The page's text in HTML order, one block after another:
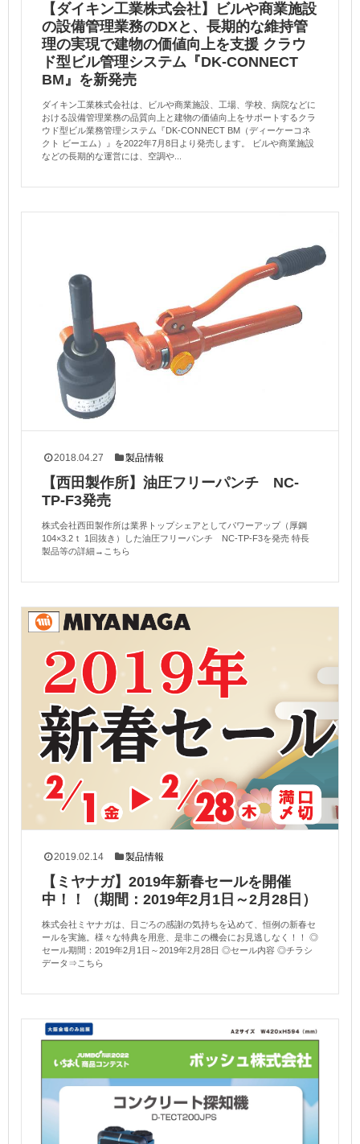
【ダイキン工業株式会社】ビルや商業施設
の設備管理業務のDXと、長期的な維持管
理の実現で建物の価値向上を支援 クラウ
ド型ビル管理システム『DK-CONNECT
BM』を新発売
ダイキン工業株式会社は、ビルや商業施設、工場、学校、病院などに
おける設備管理業務の品質向上と建物の価値向上をサポートするクラ
ウド型ビル業務管理システム『DK-CONNECT BM（ディーケーコネ
クト ビーエム）』を2022年7月8日より発売します。 ビルや商業施設
などの長期的な運営には、空調や...
2018.04.27 製品情報
【西田製作所】油圧フリーパンチ NC-
TP-F3発売
株式会社西田製作所は業界トップシェアとしてパワーアップ（厚鋼
104×3.2ｔ 1回抜き）した油圧フリーパンチ NC-TP-F3を発売 特長
製品等の詳細→こちら
2019.02.14 製品情報
【ミヤナガ】2019年新春セールを開催
中！！（期間：2019年2月1日～2月28日）
株式会社ミヤナガは、日ごろの感謝の気持ちを込めて、恒例の新春セ
ールを実施。様々な特典を用意、是非この機会にお見逃しなく！！ ◎
セール期間：2019年2月1日～2019年2月28日 ◎セール内容 ◎チラシ
データ⇒こちら